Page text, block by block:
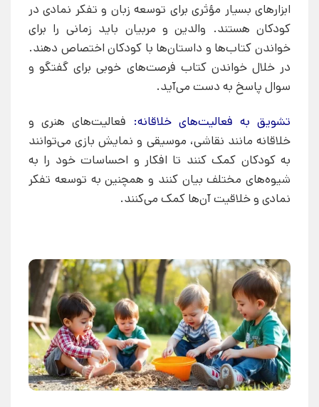
ابزارهای بسیار مؤثری برای توسعه زبان و تفکر نمادی در
کودکان هستند. والدین و مربیان باید زمانی را برای
خواندن کتاب‌ها و داستان‌ها با کودکان اختصاص دهند.
در خلال خواندن کتاب فرصت‌های خوبی برای گفتگو و
سوال پاسخ به دست می‌آید.
تشویق به فعالیت‌های خلاقانه: فعالیت‌های هنری و
خلاقانه مانند نقاشی، موسیقی و نمایش بازی می‌توانند
به کودکان کمک کنند تا افکار و احساسات خود را به
شیوه‌های مختلف بیان کنند و همچنین به توسعه تفکر
نمادی و خلاقیت آن‌ها کمک می‌کنند.